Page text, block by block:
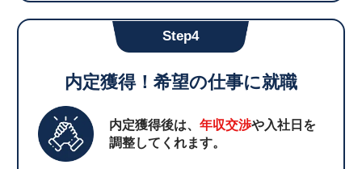
Step4
内定獲得！希望の仕事に就職
内定獲得後は、年収交渉や入社日を
調整してくれます。